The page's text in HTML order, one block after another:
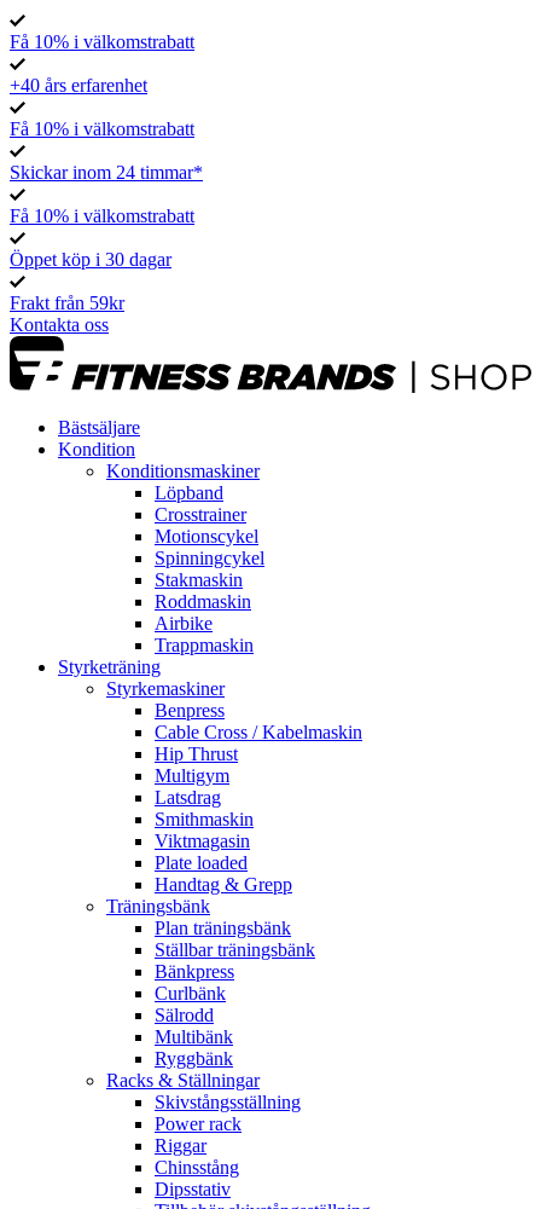
Få 10% i välkomstrabatt
+40 års erfarenhet
Få 10% i välkomstrabatt
Skickar inom 24 timmar*
Få 10% i välkomstrabatt
Öppet köp i 30 dagar
Frakt från 59kr
Kontakta oss
Bästsäljare
Kondition
Konditionsmaskiner
Löpband
Crosstrainer
Motionscykel
Spinningcykel
Stakmaskin
Roddmaskin
Airbike
Trappmaskin
Styrketräning
Styrkemaskiner
Benpress
Cable Cross / Kabelmaskin
Hip Thrust
Multigym
Latsdrag
Smithmaskin
Viktmagasin
Plate loaded
Handtag & Grepp
Träningsbänk
Plan träningsbänk
Ställbar träningsbänk
Bänkpress
Curlbänk
Sälrodd
Multibänk
Ryggbänk
Racks & Ställningar
Skivstångsställning
Power rack
Riggar
Chinsstång
Dipsstativ